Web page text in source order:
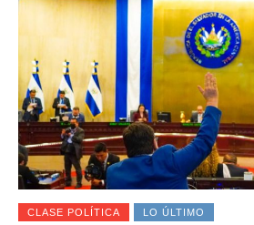
CLASE POLÍTICA LO ÚLTIMO